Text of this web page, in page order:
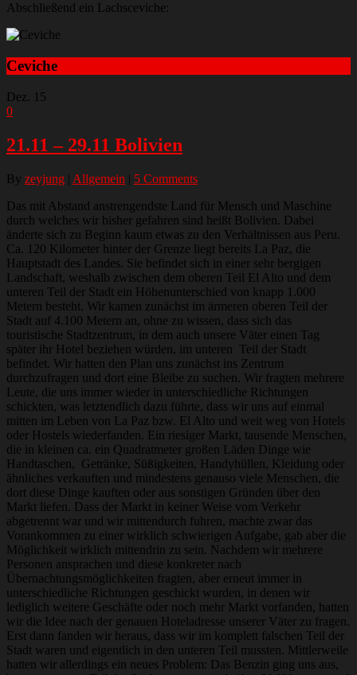
Abschließend ein Lachsceviche:
Ceviche
Dez.
15
0
21.11 – 29.11 Bolivien
By zeyjung | Allgemein | 5 Comments
Das mit Abstand anstrengendste Land für Mensch und Maschine
durch welches wir bisher gefahren sind heißt Bolivien. Dabei
änderte sich zu Beginn kaum etwas zu den Verhältnissen aus Peru.
Ca. 120 Kilometer hinter der Grenze liegt bereits La Paz, die
Hauptstadt des Landes. Sie befindet sich in einer sehr bergigen
Landschaft, weshalb zwischen dem oberen Teil El Alto und dem
unteren Teil der Stadt ein Höhenunterschied von knapp 1.000
Metern besteht. Wir kamen zunächst im ärmeren oberen Teil der
Stadt auf 4.100 Metern an, ohne zu wissen, dass sich das
touristische Stadtzentrum, in dem auch unsere Väter einen Tag
später ihr Hotel beziehen würden, im unteren Teil der Stadt
befindet. Wir hatten den Plan uns zunächst ins Zentrum
durchzufragen und dort eine Bleibe zu suchen. Wir fragten mehrere
Leute, die uns immer wieder in unterschiedliche Richtungen
schickten, was letztendlich dazu führte, dass wir uns auf einmal
mitten im Leben von La Paz bzw. El Alto und weit weg von Hotels
oder Hostels wiederfanden. Ein riesiger Markt, tausende Menschen,
die in kleinen ca. ein Quadratmeter großen Läden Dinge wie
Handtaschen, Getränke, Süßigkeiten, Handyhüllen, Kleidung oder
ähnliches verkauften und mindestens genauso viele Menschen, die
dort diese Dinge kauften oder aus sonstigen Gründen über den
Markt liefen. Dass der Markt in keiner Weise vom Verkehr
abgetrennt war und wir mittendurch fuhren, machte zwar das
Vorankommen zu einer wirklich schwierigen Aufgabe, gab aber die
Möglichkeit wirklich mittendrin zu sein. Nachdem wir mehrere
Personen ansprachen und diese konkreter nach
Übernachtungsmöglichkeiten fragten, aber erneut immer in
unterschiedliche Richtungen geschickt wurden, in denen wir
lediglich weitere Geschäfte oder noch mehr Markt vorfanden, hatten
wir die Idee nach der genauen Hoteladresse unserer Väter zu fragen.
Erst dann fanden wir heraus, dass wir im komplett falschen Teil der
Stadt waren und eigentlich in den unteren Teil mussten. Mittlerweile
hatten wir allerdings ein neues Problem: Das Benzin ging uns aus,